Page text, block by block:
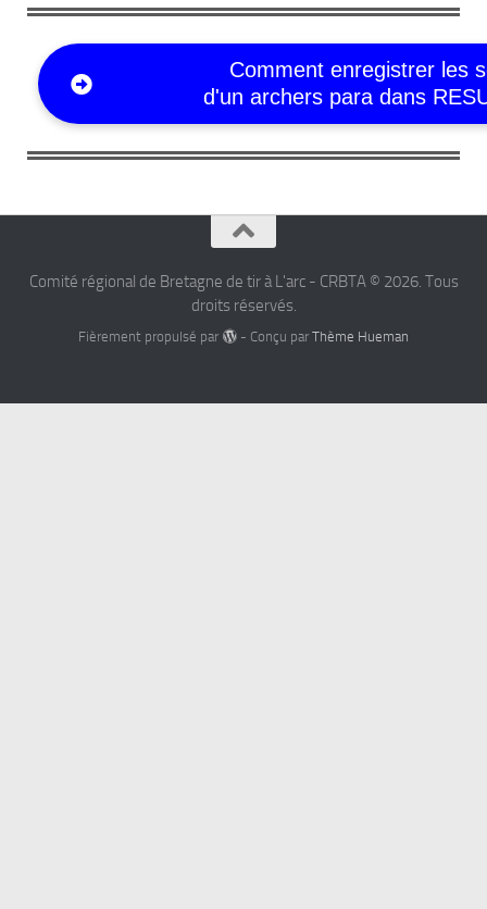
Comment enregistrer les
d'un archers para dans
Comité régional de Bretagne de tir à L'arc - CRBTA © 2026. Tous
droits réservés.
Fièrement propulsé par - Conçu par Thème Hueman